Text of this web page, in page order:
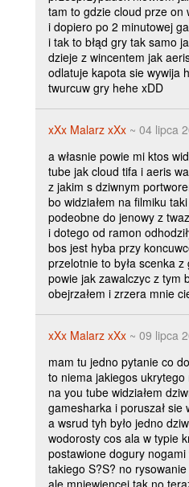
tam to gdzie cloud prze on
i dopiero po 2 minutowej
i tak to błąd gry tak samo
dzieje z wincentem jak
odlatuje kapota sie wywija
twurcuw gry hehe xDD
xXx Malarz xXx ~ 04 lipca
a własnie powie mi ktos
tube jak cloud tifa i aeris
z jakim s dziwnym
bo widziałem na filmiku
podeobne do jenowy z
i dotego od ramon
bos jest hyba przy
przelotnie to była scenka
powie jak zawalczyc z tym
obejrzałem i zrzera mnie
xXx Malarz xXx ~ 09 lipca
mam tu jedno pytanie co
to niema jakiegos
na you tube widziałem
gamesharka i poruszał sie
a wsrud tyh było jedno
wodorosty cos ala w typie
postawione dogury
takiego S?S? no